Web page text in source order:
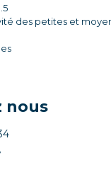
des petites et
nous